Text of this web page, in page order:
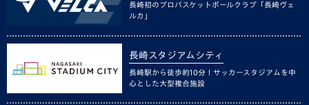
長崎初のプロバスケットボールクラブ「長崎ヴェ
ルカ」
長崎スタジアムシティ
長崎駅から徒歩約10分！サッカースタジアムを中
心とした大型複合施設